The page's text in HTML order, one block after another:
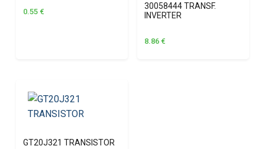
0.55 €
30058444 TRANSF.
INVERTER
8.86 €
GT20J321 TRANSISTOR